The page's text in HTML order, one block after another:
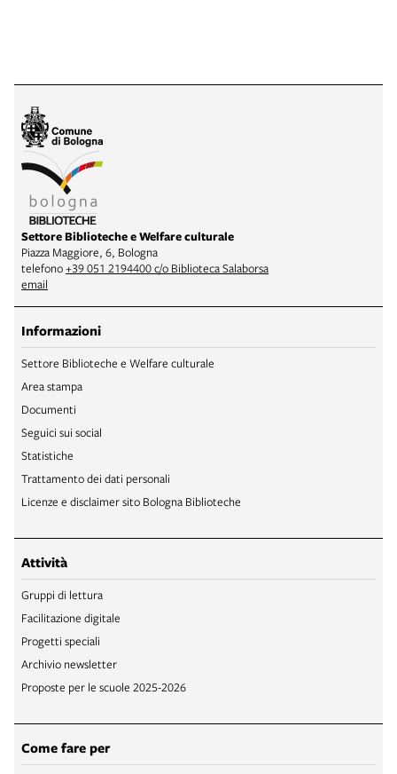
Settore Biblioteche e Welfare culturale
Piazza Maggiore, 6, Bologna
telefono+39 051 2194400 c/o Biblioteca Salaborsa
email
Informazioni
Settore Biblioteche e Welfare culturale
Area stampa
Documenti
Seguici sui social
Statistiche
Trattamento dei dati personali
Licenze e disclaimer sito Bologna Biblioteche
Attività
Gruppi di lettura
Facilitazione digitale
Progetti speciali
Archivio newsletter
Proposte per le scuole 2025-2026
Come fare per